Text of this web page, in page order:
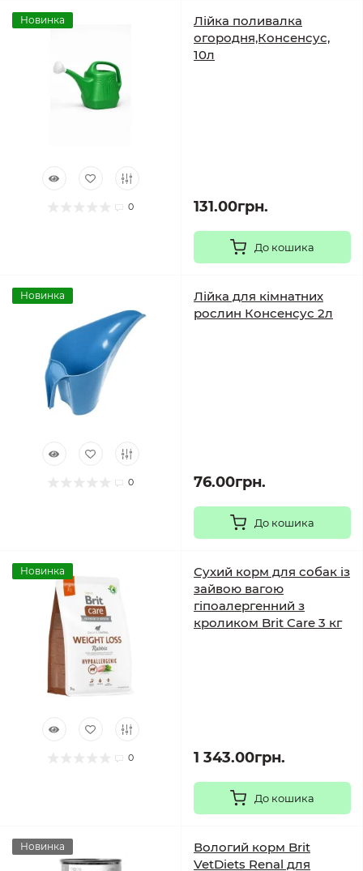
Новинка
0
Лійка поливалка
огородня,Консенсус,
10л
131.00грн.
До кошика
Новинка
0
Лійка для кімнатних
рослин Консенсус 2л
76.00грн.
До кошика
Новинка
0
Сухий корм для собак із
зайвою вагою
гіпоалергенний з
кроликом Brit Care 3 кг
1 343.00грн.
До кошика
Новинка
Вологий корм Brit
VetDiets Renal для